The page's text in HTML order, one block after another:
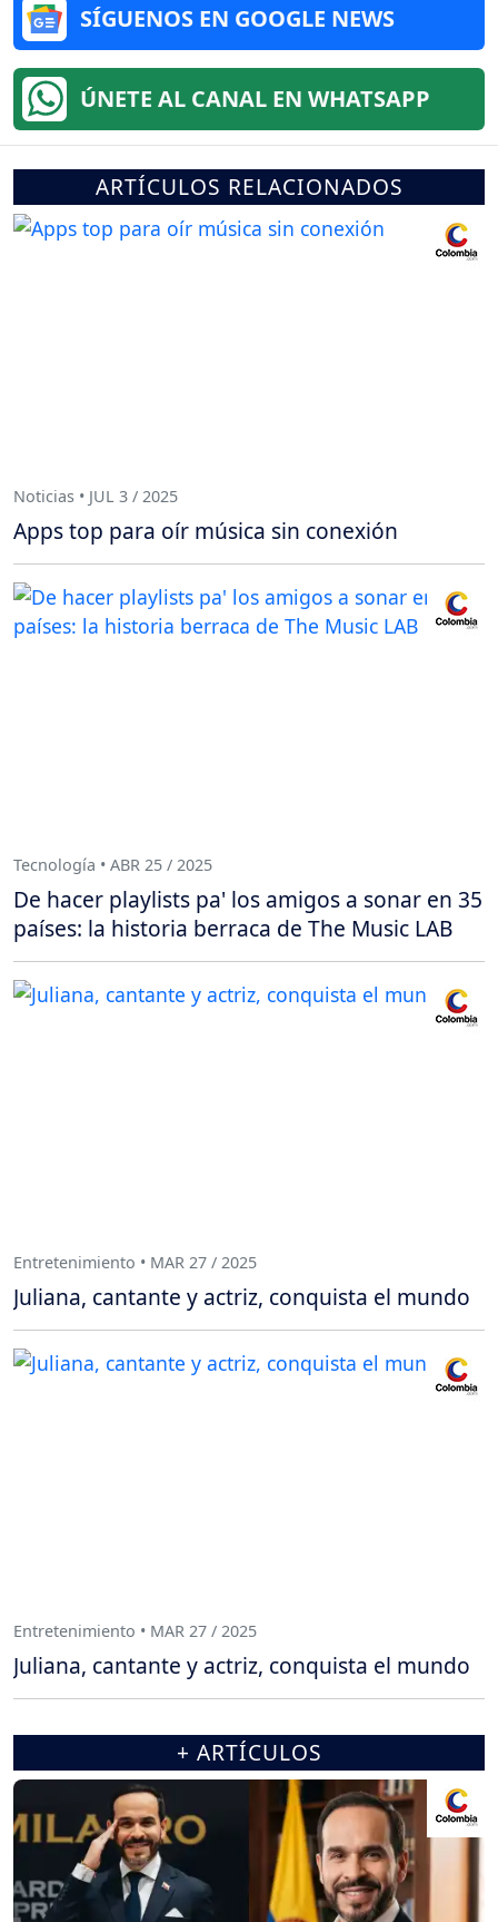
SÍGUENOS EN GOOGLE NEWS
ÚNETE AL CANAL EN WHATSAPP
ARTÍCULOS RELACIONADOS
Noticias • JUL 3 / 2025
Apps top para oír música sin conexión
Tecnología • ABR 25 / 2025
De hacer playlists pa' los amigos a sonar en 35
países: la historia berraca de The Music LAB
Entretenimiento • MAR 27 / 2025
Juliana, cantante y actriz, conquista el mundo
Entretenimiento • MAR 27 / 2025
Juliana, cantante y actriz, conquista el mundo
+ ARTÍCULOS